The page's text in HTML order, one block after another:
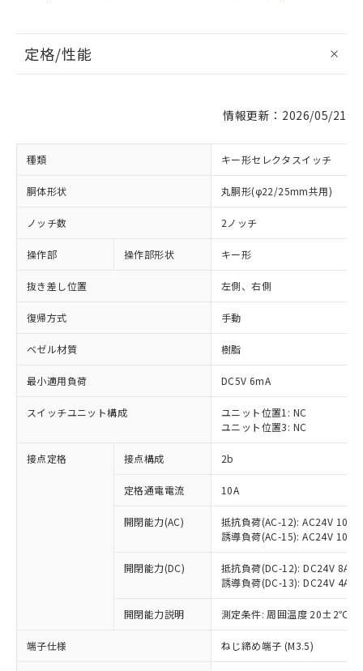
定格/性能
情報更新：2026/05/21
種類 キー形セレクタスイッチ
胴体形状 丸胴形(φ22/25mm共用)
ノッチ数 2ノッチ
操作部 操作部形状 キー形
抜き差し位置 左側、右側
復帰方式 手動
ベゼル材質 樹脂
最小適用負荷 DC5V 6mA
スイッチユニット構成
ユニット位置1: NC
ユニット位置3: NC
接点定格 接点構成 2b
定格通電電流 10A
開閉能力(AC)
抵抗負荷(AC-12): AC24V 10A/
誘導負荷(AC-15): AC24V
開閉能力(DC)
抵抗負荷(DC-12): DC24V 8A/
誘導負荷(DC-13): DC24V 4A/
開閉能力説明 測定条件: 周囲温度 20±2℃、
端子仕様 ねじ締め端子 (M3.5)
ご利用条件
以下の条件をお読みいただき、同意のうえ
対応済み：EU RoHS指令（10物質）の
非含有に対応した製品が提供可能な商品で
対応予定：EU RoHS指令（10物質）の非含
有に対応した製品に切り替える予定のある
対応予定なし：EU RoHS指令（10物質）の
非含有に非対応の商品で、対応品を出す予